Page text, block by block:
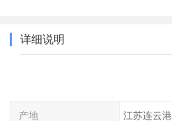
详细说明
产地 江苏连云港